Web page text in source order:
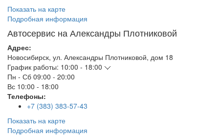
Показать на карте
Подробная информация
Автосервис на Александры Плотниковой
Адрес:
Новосибирск, ул. Александры Плотниковой, дом 18
График работы: 10:00 - 18:00
Пн - Сб 09:00 - 20:00
Вс 10:00 - 18:00
Телефоны:
+7 (383) 383-57-43
Показать на карте
Подробная информация